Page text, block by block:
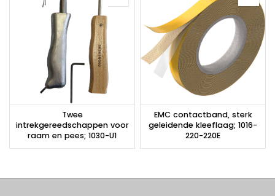
Twee
intrekgereedschappen voor
raam en pees; 1030-U1
EMC contactband, sterk
geleidende kleeflaag; 1016-
220-220E